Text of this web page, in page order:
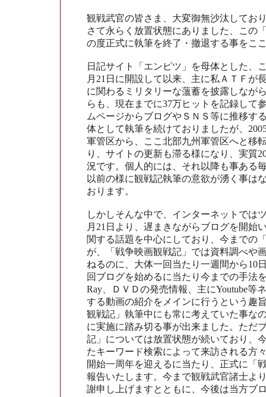
観戦武官の皆さま、大変御無沙汰してお
さて永らく放置状態にありました、この
の度正式に執筆を終了・撤退する事をこ
日記サイト「エンピツ」を母体とした、
月21日に開設して以来、主に私ＡＴＦが
に関わるミリタリーな薀蓄を披露しなが
らも、現在までに37万ヒットを記録して
ムページからブログやＳＮＳ等に推移す
体として執筆を続けておりましたが、
軍管区から、ここ北部九州軍管区へと移
り、サイトの更新も滞る様になり、実質
況です。個人的には、それ以降も事ある
以前の様に観戦記執筆の意欲が湧く事は
おります。
しかしそんな中で、インターネットでは
月21日より、遅まきながらブログを開始
関する話題を中心にしており、今までの
が、「戦争映画観戦記」では資料調べや
ねるのに、大体一回当たり一週間から10
回ブログを始めるに当たり今までの手法
Ray、ＤＶＤの発売情報、主にYoutube等
する動画の紹介をメインに行うという趣
観戦記」執筆中にも常に考えていた事な
に実施に踏み切る事が出来ました。ただ
記」については放置状態が続いており、
たキーワード検索によって来訪される方
開始一周年を迎えるに当たり、正式に「
報告いたします。今まで観戦武官諸士よ
謝申し上げますとともに、今後は当方ブ